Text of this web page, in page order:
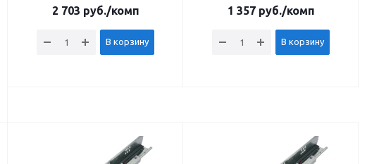
2 703 руб./комп
В корзину
1 357руб./комп
В корзину